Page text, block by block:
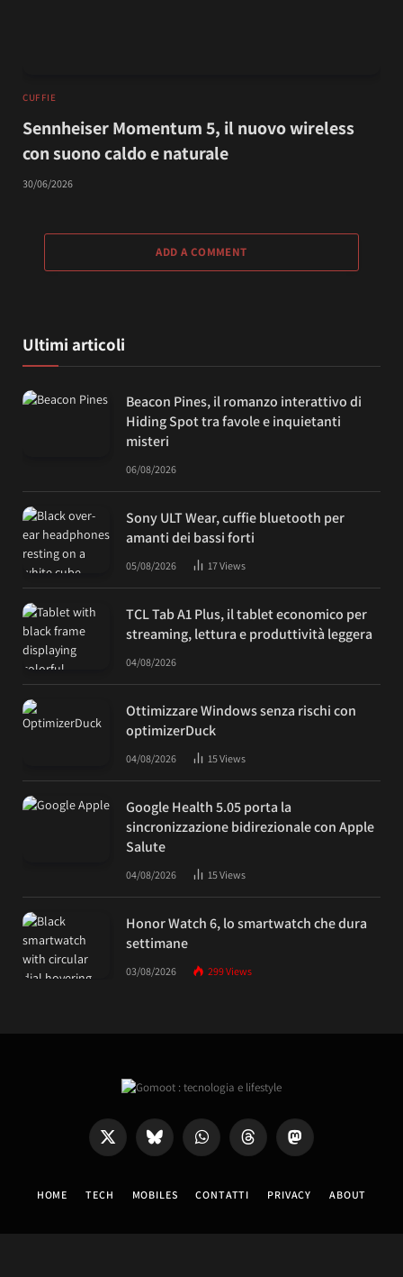
CUFFIE
Sennheiser Momentum 5, il nuovo wireless
con suono caldo e naturale
30/06/2026
ADD A COMMENT
Ultimi articoli
Beacon Pines, il romanzo interattivo di
Hiding Spot tra favole e inquietanti
misteri
06/08/2026
Sony ULT Wear, cuffie bluetooth per
amanti dei bassi forti
05/08/2026 17Views
TCL Tab A1 Plus, il tablet economico per
streaming, lettura e produttività leggera
04/08/2026
Ottimizzare Windows senza rischi con
optimizerDuck
04/08/2026 15Views
Google Health 5.05 porta la
sincronizzazione bidirezionale con Apple
Salute
04/08/2026 15Views
Honor Watch 6, lo smartwatch che dura
settimane
03/08/2026 299Views
X
(Twitter)
Bluesky WhatsAppThreads Mastodon
HOME TECH MOBILES CONTATTI PRIVACY ABOUT